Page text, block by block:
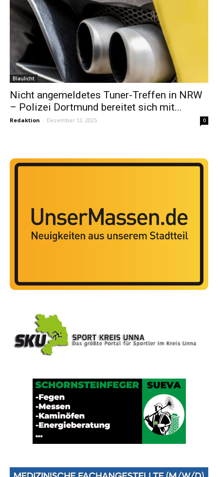
Blaulicht
Nicht angemeldetes Tuner-Treffen in NRW
– Polizei Dortmund bereitet sich mit...
Redaktion - Dezember 12, 2025 0